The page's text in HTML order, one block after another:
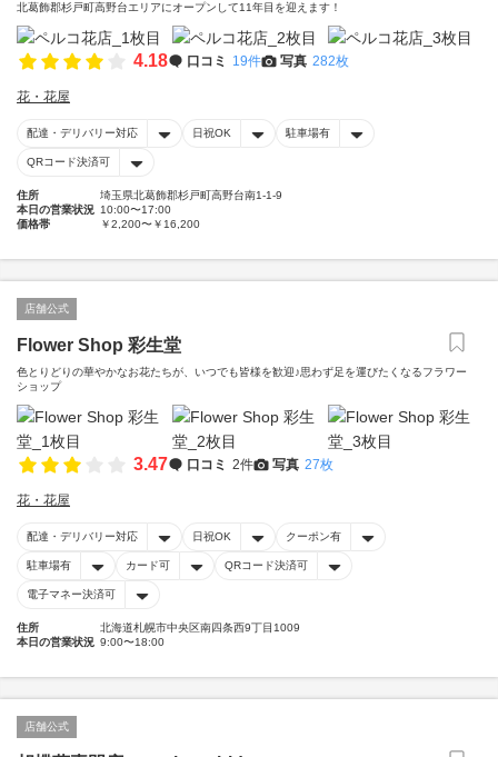
北葛飾郡杉戸町高野台エリアにオープンして11年目を迎えます！
4.18 口コミ 19件 写真 282枚
花・花屋
配達・デリバリー対応 日祝OK 駐車場有
QRコード決済可
住所
埼玉県北葛飾郡杉戸町高野台南1-1-9
本日の営業状況 10:00〜17:00
価格帯
￥2,200〜￥16,200
店舗公式
Flower Shop 彩生堂
色とりどりの華やかなお花たちが、いつでも皆様を歓迎♪思わず足を運びたくなるフラワー
ショップ
3.47 口コミ 2件 写真 27枚
花・花屋
配達・デリバリー対応 日祝OK クーポン有
駐車場有 カード可 QRコード決済可
電子マネー決済可
住所
北海道札幌市中央区南四条西9丁目1009
本日の営業状況 9:00〜18:00
店舗公式